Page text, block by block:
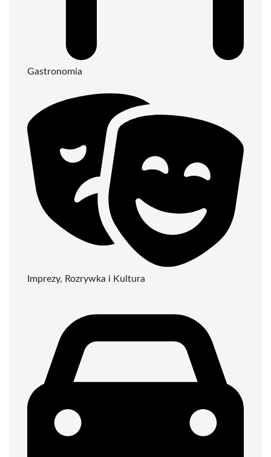
Gastronomia
Imprezy, Rozrywka i Kultura